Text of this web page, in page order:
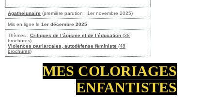
Agathelunaire (première parution : 1er novembre 2025)
Mis en ligne le 1er décembre 2025
Thèmes : Critiques de l’âgisme et de l’éducation (38
brochures)
Violences patriarcales, autodéfense féministe (48
brochures)
MES COLORIAGES
ENFANTISTES